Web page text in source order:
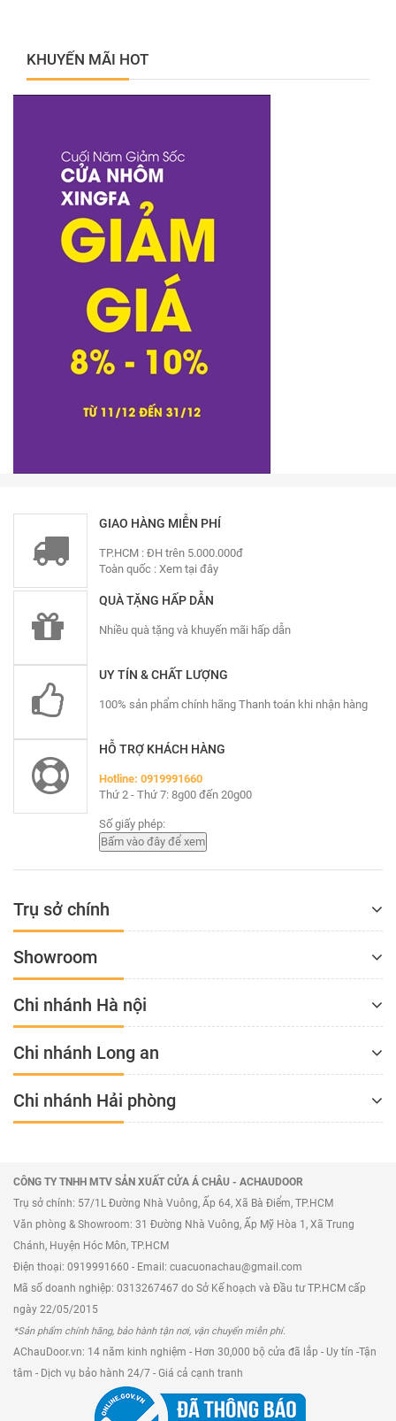
KHUYẾN MÃI HOT
GIAO HÀNG MIỄN PHÍ
TP.HCM : ĐH trên 5.000.000đ
Toàn quốc : Xem tại đây
QUÀ TẶNG HẤP DẪN
Nhiều quà tặng và khuyến mãi hấp dẫn
UY TÍN & CHẤT LƯỢNG
100% sản phẩm chính hãng Thanh toán khi nhận hàng
HỖ TRỢ KHÁCH HÀNG
Hotline: 0919991660
Thứ 2 - Thứ 7: 8g00 đến 20g00
Số giấy phép:
Trụ sở chính
Showroom
Chi nhánh Hà nội
Chi nhánh Long an
Chi nhánh Hải phòng
CÔNG TY TNHH MTV SẢN XUẤT CỬA Á CHÂU - ACHAUDOOR
Trụ sở chính: 57/1L Đường Nhà Vuông, Ấp 64, Xã Bà Điểm, TP.HCM
Văn phòng & Showroom: 31 Đường Nhà Vuông, Ấp Mỹ Hòa 1, Xã Trung
Chánh, Huyện Hóc Môn, TP.HCM
Điện thoại: 0919991660 - Email: cuacuonachau@gmail.com
Mã số doanh nghiệp: 0313267467 do Sở Kế hoạch và Đầu tư TP.HCM cấp
ngày 22/05/2015
*Sản phẩm chính hãng, bảo hành tận nơi, vận chuyển miễn phí.
AChauDoor.vn: 14 năm kinh nghiệm - Hơn 30,000 bộ cửa đã lắp - Uy tín -Tận
tâm - Dịch vụ bảo hành 24/7 - Giá cả cạnh tranh